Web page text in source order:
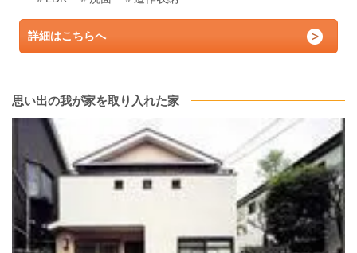
詳細はこちらへ
思い出の我が家を取り入れた家